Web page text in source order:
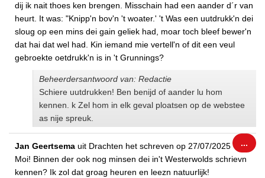
dij ik nait thoes ken brengen. Misschain had een aander d´r van
heurt. It was: "Knipp'n bov'n 't woater.' 't Was een uutdrukk'n dei
sloug op een mins dei gain geliek had, moar toch bleef bewer'n
dat hai dat wel had. Kin iemand mie vertell'n of dit een veul
gebroekte oetdrukk'n is in 't Grunnings?
Beheerdersantwoord van: Redactie
Schiere uutdrukken! Ben benijd of aander lu hom
kennen. k Zel hom in elk geval ploatsen op de webstee
as nije spreuk.
Jan Geertsema uit Drachten het schreven op 27/07/2025
Moi! Binnen der ook nog minsen dei in't Westerwolds schrievn
kennen? Ik zol dat groag heuren en leezn natuurlijk!
...